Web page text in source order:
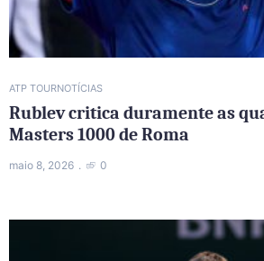
ATP TOURNOTÍCIAS
Rublev critica duramente as
Masters 1000 de Roma
maio 8, 2026 0